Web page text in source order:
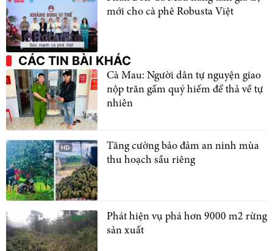
mới cho cà phê Robusta Việt
CÁC TIN BÀI KHÁC
Cà Mau: Người dân tự nguyện giao
nộp trăn gấm quý hiếm để thả về tự
nhiên
Tăng cường bảo đảm an ninh mùa
thu hoạch sầu riêng
Phát hiện vụ phá hơn 9000 m2 rừng
sản xuất